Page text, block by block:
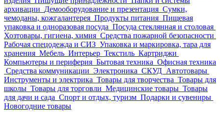
архивации Демооборудование и презентация Сумки,
чемоданы, кожгалантерея Продукты питания Пищевая
упаковка и одноразовая посуда Посуда стеклянная и столовая
Хозтовары, гигиена, химия Средства пожарной безопасности
Рабочая спецодежда и СИЗ Упаковка и маркировка, тара для
хранения Мебель Интерьер Текстиль Картриджи
Компьютеры и периферия Бытовая техника Офисная техника
Средства коммуникации Электроника СКУД Автотовары
Инструменты и электрика Товары для творчества Товары для
школы Товары для торговли Медицинские товары Товары
для дачи и сада Спорт и отдых, туризм Подарки и сувениры
Новогодние товары